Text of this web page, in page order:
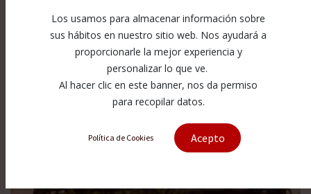
Waterjet
Los usamos para almacenar información sobre
sus hábitos en nuestro sitio web. Nos ayudará a
proporcionarle la mejor experiencia y
personalizar lo que ve.
Al hacer clic en este banner, nos da permiso
para recopilar datos.
Política de Cookies Acepto